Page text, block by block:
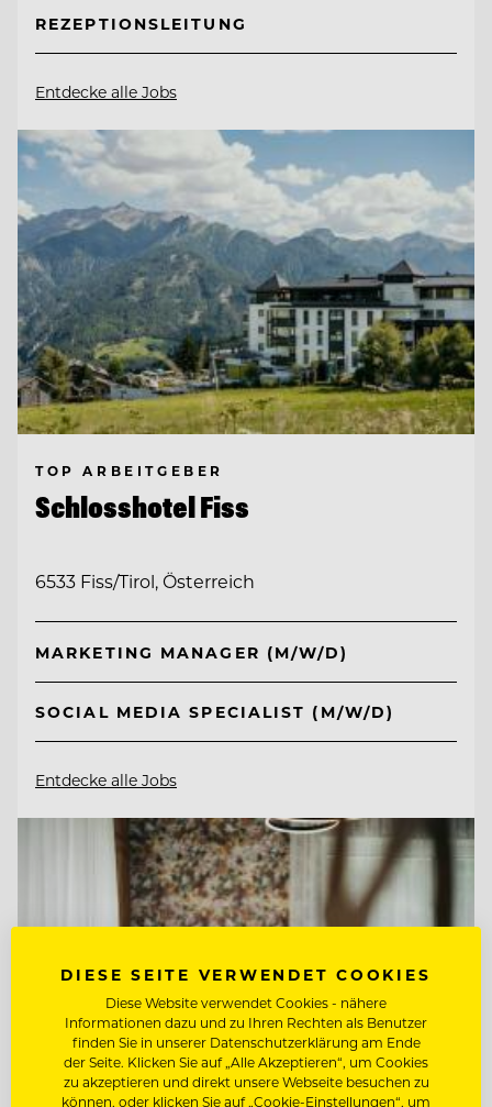
REZEPTIONSLEITUNG
Entdecke alle Jobs
TOP ARBEITGEBER
Schlosshotel Fiss
6533 Fiss/Tirol, Österreich
MARKETING MANAGER (M/W/D)
SOCIAL MEDIA SPECIALIST (M/W/D)
Entdecke alle Jobs
DIESE SEITE VERWENDET COOKIES
Diese Website verwendet Cookies - nähere
Informationen dazu und zu Ihren Rechten als Benutzer
finden Sie in unserer Datenschutzerklärung am Ende
der Seite. Klicken Sie auf „Alle Akzeptieren“, um Cookies
zu akzeptieren und direkt unsere Webseite besuchen zu
können, oder klicken Sie auf „Cookie-Einstellungen“, um